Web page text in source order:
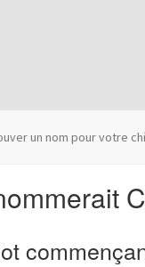
un nom pour votre